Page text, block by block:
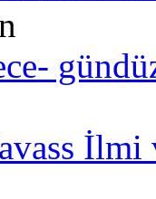
İlmi